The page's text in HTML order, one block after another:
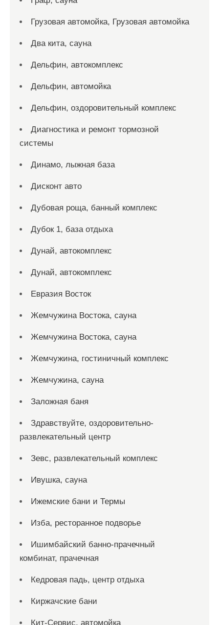
Грузовая автомойка, Грузовая автомойка
Два кита, сауна
Дельфин, автокомплекс
Дельфин, автомойка
Дельфин, оздоровительный комплекс
Диагностика и ремонт тормозной
системы
Динамо, лыжная база
Дисконт авто
Дубовая роща, банный комплекс
Дубок 1, база отдыха
Дунай, автокомплекс
Дунай, автокомплекс
Евразия Восток
Жемчужина Востока, сауна
Жемчужина Востока, сауна
Жемчужина, гостиничный комплекс
Жемчужина, сауна
Заложная баня
Здравствуйте, оздоровительно-
развлекательный центр
Зевс, развлекательный комплекс
Ивушка, сауна
Ижемские бани и Термы
Изба, ресторанное подворье
Ишимбайский банно-прачечный
комбинат, прачечная
Кедровая падь, центр отдыха
Киржачские бани
Кит-Сервис, автомойка